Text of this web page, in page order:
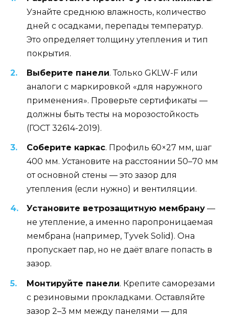
Узнайте среднюю влажность, количество
дней с осадками, перепады температур.
Это определяет толщину утепления и тип
покрытия.
Выберите панели. Только GKLW-F или
аналоги с маркировкой «для наружного
применения». Проверьте сертификаты —
должны быть тесты на морозостойкость
(ГОСТ 32614-2019).
Соберите каркас. Профиль 60×27 мм, шаг
400 мм. Установите на расстоянии 50–70 мм
от основной стены — это зазор для
утепления (если нужно) и вентиляции.
Установите ветрозащитную мембрану —
не утепление, а именно паропроницаемая
мембрана (например, Tyvek Solid). Она
пропускает пар, но не даёт влаге попасть в
зазор.
Монтируйте панели. Крепите саморезами
с резиновыми прокладками. Оставляйте
зазор 2–3 мм между панелями — для